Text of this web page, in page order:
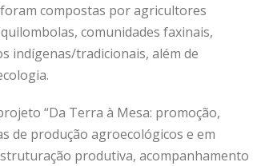
compostas por agricultores
comunidades faxinais,
indígenas/tradicionais, além de
“Da Terra à Mesa: promoção,
de produção agroecológicos e em
produtiva, acompanhamento